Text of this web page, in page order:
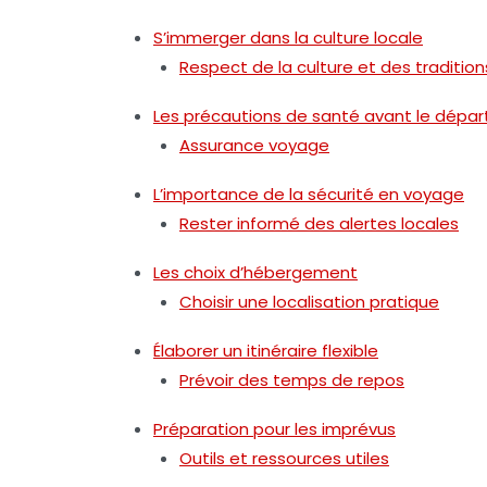
S’immerger dans la culture locale
Respect de la culture et des
Les précautions de santé avant le
Assurance voyage
L’importance de la sécurité en voyage
Rester informé des alertes locales
Les choix d’hébergement
Choisir une localisation pratique
Élaborer un itinéraire flexible
Prévoir des temps de repos
Préparation pour les imprévus
Outils et ressources utiles